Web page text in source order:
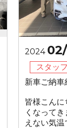
2024
スタッ
新車ご納車
皆様こん
くなって
えない気